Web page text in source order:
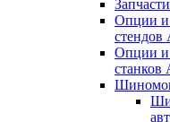
Опции и
стендов
Опции и
станков